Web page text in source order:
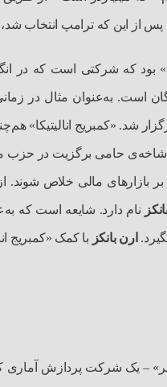
از این که ترامپ انتخاب شد،
بود که شرکتی است که در
است. به‌عنوان مثال در
شاخه‌ی حامی ‌برگزیت در
بر بازارهای مالی خلاص
نام دارد. شایعه است که به‌‎عنوان وزیر کشور
ارن بانکز با کمک «کمبریج
– یک شرکت پردازش